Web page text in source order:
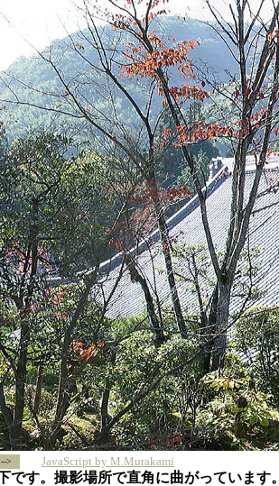
--> JavaScript by M.Murakami
です。撮影場所で直角に曲がっています。